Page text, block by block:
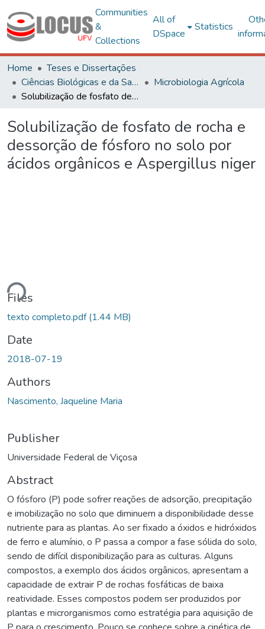
Communities
&
Collections
All of
DSpace
Statistics
Home
Teses e Dissertações
Ciências Biológicas e da Saúde
Microbiologia Agrícola
Solubilização de fosfato de rocha e dessorção de fósforo no solo por ácidos orgânicos e Aspergillus niger
Solubilização de fosfato de rocha e
dessorção de fósforo no solo por
ácidos orgânicos e Aspergillus niger
Loading...
Files
texto completo.pdf(1.44 MB)
Date
2018-07-19
Authors
Nascimento, Jaqueline Maria
Publisher
Universidade Federal de Viçosa
Abstract
O fósforo (P) pode sofrer reações de adsorção, precipitação
e imobilização no solo que diminuem a disponibilidade desse
nutriente para as plantas. Ao ser fixado a óxidos e hidróxidos
de ferro e alumínio, o P passa a compor a fase sólida do solo,
sendo de difícil disponibilização para as culturas. Alguns
compostos, a exemplo dos ácidos orgânicos, apresentam a
capacidade de extrair P de rochas fosfáticas de baixa
reatividade. Esses compostos podem ser produzidos por
plantas e microrganismos como estratégia para aquisição de